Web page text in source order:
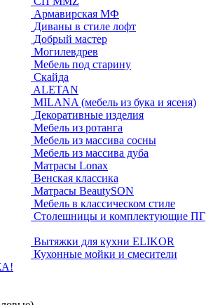
Армавирская МФ
Диваны в стиле лофт
Добрый мастер
Могилевдрев
Мебель под старину
Скайда
ALETAN
MILANA (мебель из бука и ясеня)
Декоративные изделия
Мебель из ротанга
Мебель из массива сосны
Мебель из массива дуба
Матрасы Lonax
Венская классика
Матрасы BeautySON
Мебель в классическом стиле
Столешницы и комплектующие ПГ
Вытяжки для кухни ELIKOR
Кухонные мойки и смесители